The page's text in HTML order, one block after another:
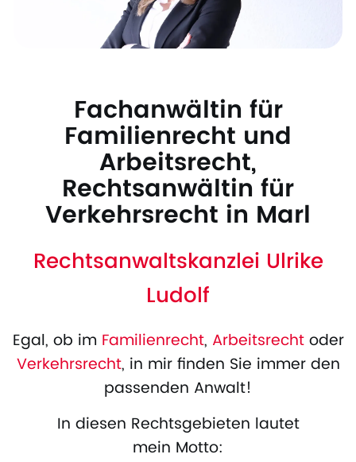
Fachanwältin für
Familienrecht und
Arbeitsrecht,
Rechtsanwältin für
Verkehrsrecht in Marl
Rechtsanwaltskanzlei Ulrike
Ludolf
Egal, ob im Familienrecht, Arbeitsrechtoder
Verkehrsrecht, in mir finden Sie immer den
passenden Anwalt!
In diesen Rechtsgebieten lautet
mein Motto: